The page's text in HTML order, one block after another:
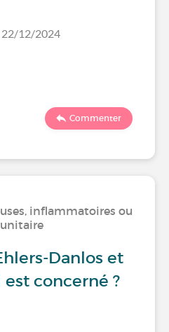
22/12/2024
Commenter
inflammatoires ou
Danlos et
concerné ?